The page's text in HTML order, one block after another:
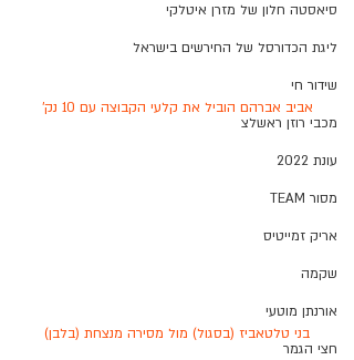
סיאסטה חלון של מזרן איטלקי
ליגת הכדורסל של החירשים בישראל
שידור חי
מכבי רוזן ראשלצ
עונת 2022
מסור TEAM
אריק זמייטיס
שקמה
אורנתן מוטעי
חצי הגמר
אביב אברהם הוביל את קלעי הקבוצה עם 10 נק'
בני טלטאביז (בסגול) מול מסירה מנצחת (בלבן)